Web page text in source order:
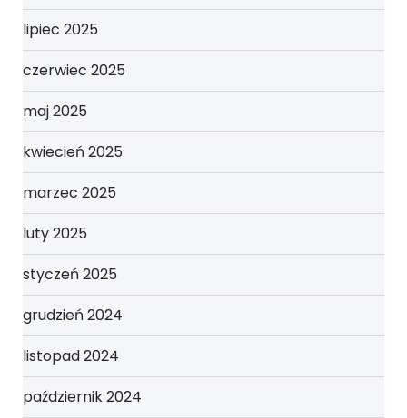
lipiec 2025
czerwiec 2025
maj 2025
kwiecień 2025
marzec 2025
luty 2025
styczeń 2025
grudzień 2024
listopad 2024
październik 2024